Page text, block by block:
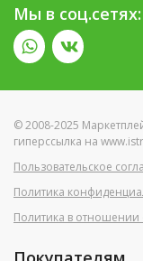
Мы в соц.сетях:
© 2008-2025
гиперссылка на
Пользовательское
Политика
Политика в